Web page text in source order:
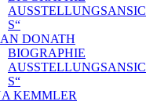
S“
DONATH
BIOGRAPHIE
S“
KEMMLER